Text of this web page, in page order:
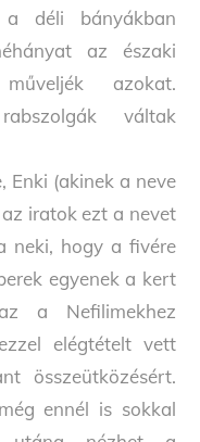
déli bányákban
az északi
azokat.
váltak
Enki (akinek a neve
iratok ezt a nevet
neki, hogy a fivére
egyenek a kert
a Nefilimekhez
elégtételt vett
összeütközésért.
ennél is sokkal